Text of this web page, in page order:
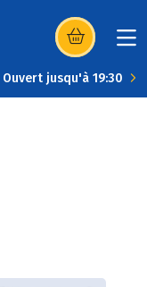
(s’ouvre dans
Ouvert jusqu'à 19:30